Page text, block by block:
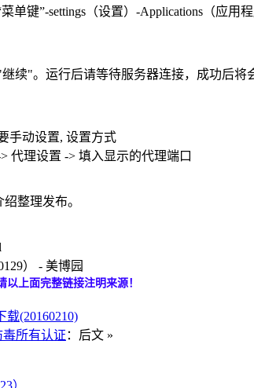
单键”-settings（设置）-Applications（应用
续"。运行后请等待服务器连接，成功后将
手动设置, 设置方式
代理设置 -> 填入显示的代理端口
整理发布。
） - 美博园
上面完整链接注明来源！
(20160210)
所有认证 ：后文 »